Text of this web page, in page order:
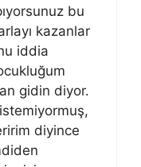
bu
kazanlar
iddia
gidin diyor.
diyince